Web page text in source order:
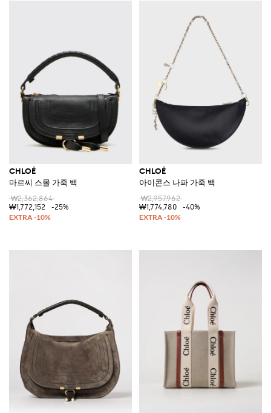
CHLOÉ
마르씨 스몰 가죽 백
₩2,362,864
₩1,772,152
-25%
CHLOÉ
아이콘스 나파 가죽 백
₩2,957,962
₩1,774,780
-40%